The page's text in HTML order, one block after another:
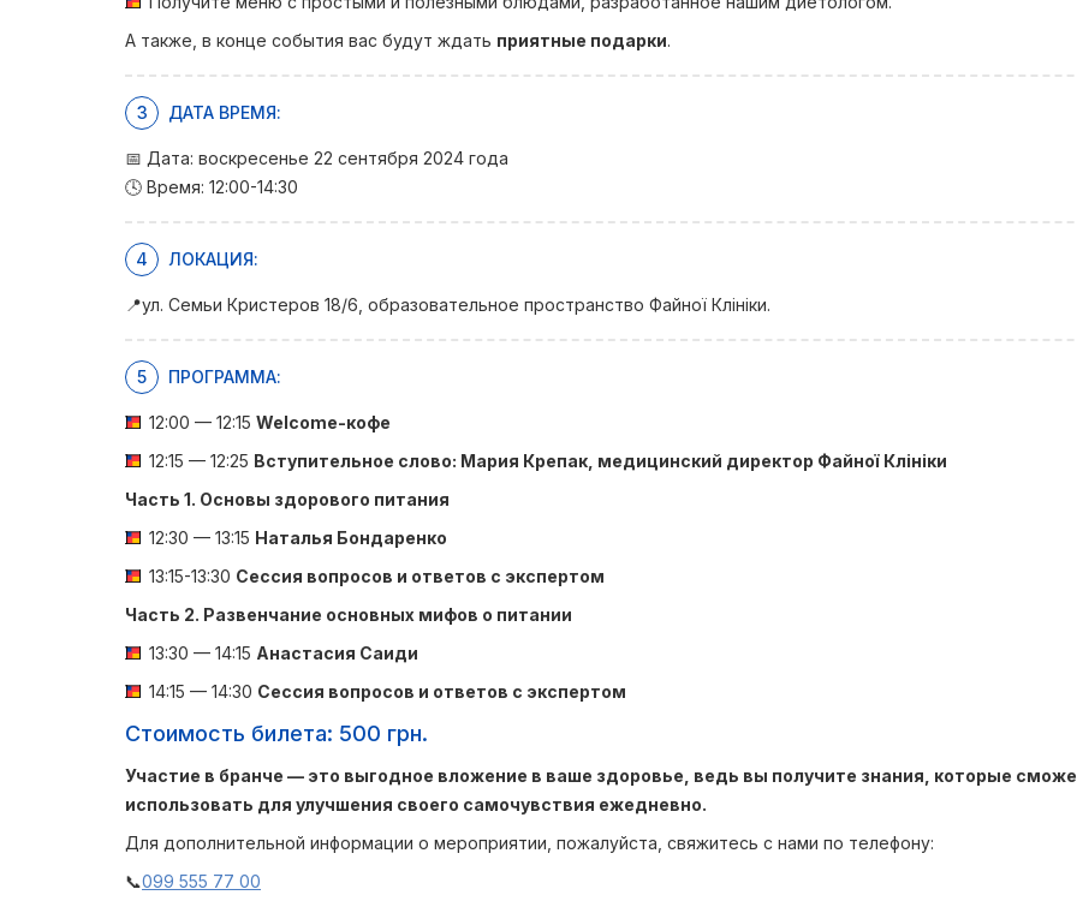
А также, в конце события вас будут ждать приятные подарки.
3 ДАТА ВРЕМЯ:
📅 Дата: воскресенье 22 сентября 2024 года
🕓 Время: 12:00-14:30
4 ЛОКАЦИЯ:
📍ул. Семьи Кристеров 18/6, образовательное пространство Файної Клініки.
5 ПРОГРАММА:
12:00 — 12:15 Welcome-кофе
12:15 — 12:25 Вступительное слово: Мария Крепак, медицинский директор Файної Клініки
Часть 1. Основы здорового питания
12:30 — 13:15 Наталья Бондаренко
13:15-13:30 Сессия вопросов и ответов с экспертом
Часть 2. Развенчание основных мифов о питании
13:30 — 14:15 Анастасия Саиди
14:15 — 14:30 Сессия вопросов и ответов с экспертом
Стоимость билета: 500 грн.
Участие в бранче — это выгодное вложение в ваше здоровье, ведь вы получите знания, которые
использовать для улучшения своего самочувствия ежедневно.
Для дополнительной информации о мероприятии, пожалуйста, свяжитесь с нами по телефону:
📞099 555 77 00